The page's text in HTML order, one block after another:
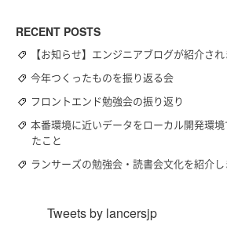
RECENT POSTS
【お知らせ】エンジニアブログが紹介さ
今年つくったものを振り返る会
フロントエンド勉強会の振り返り
本番環境に近いデータをローカル開発環
たこと
ランサーズの勉強会・読書会文化を紹介し
Tweets by lancersjp